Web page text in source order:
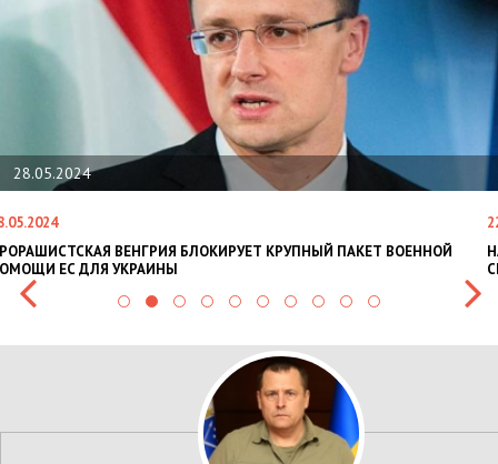
28.05.2024
ВЕНГРИЯ БЛОКИРУЕТ КРУПНЫЙ ПАКЕТ ВОЕННОЙ
ЕС ДЛЯ УКРАИНЫ